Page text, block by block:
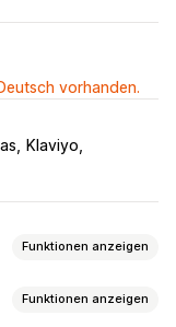
vorhanden.
Klaviyo
Funktionen anzeigen
Funktionen anzeigen